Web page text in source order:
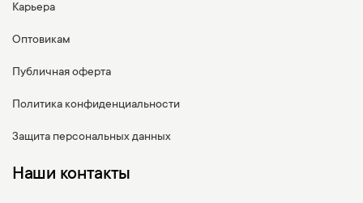
Карьера
Оптовикам
Публичная оферта
Политика конфиденциальности
Защита персональных данных
Наши контакты